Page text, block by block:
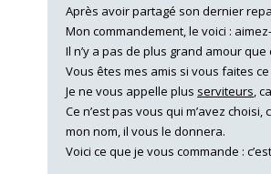
Après avoir partagé son dernier
Mon commandement, le voici :
Il n’y a pas de plus grand amour
Vous êtes mes amis si vous faites
Je ne vous appelle plus serviteurs ,
Ce n’est pas vous qui m’avez choisi,
mon nom, il vous le donnera.
Voici ce que je vous commande :